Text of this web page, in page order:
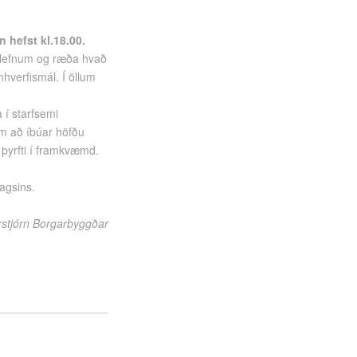
hefst kl.18.00.
og ræða hvað
Í öllum
í starfsemi
að íbúar höfðu
í framkvæmd.
Borgarbyggðar